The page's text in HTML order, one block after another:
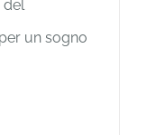
del
un sogno